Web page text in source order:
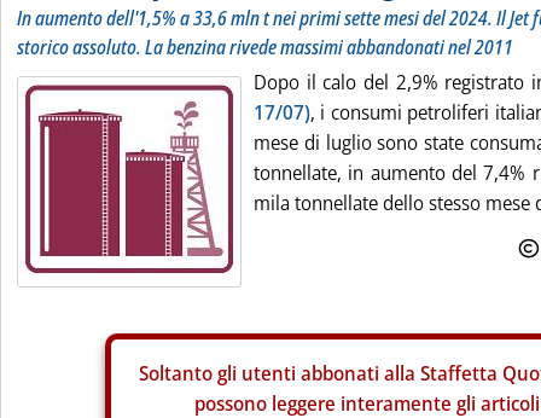
In aumento dell'1,5% a 33,6 mln t nei primi sette mesi del 2024. Il Jet
storico assoluto. La benzina rivede massimi abbandonati nel 2011
Dopo il calo del 2,9% registrato
17/07), i consumi petroliferi
mese di luglio sono state
tonnellate, in aumento del 7,4%
mila tonnellate dello stesso mese
Soltanto gli utenti abbonati alla Staffetta
possono leggere interamente gli